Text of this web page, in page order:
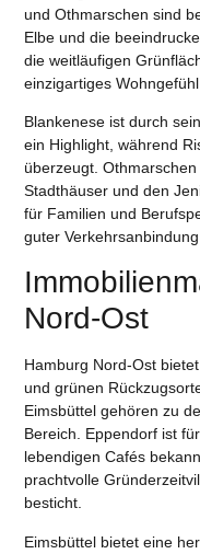
und Othmarschen sind
Elbe und die
die weitläufigen
einzigartiges Wohngefühl
Blankenese ist durch
ein Highlight, während
überzeugt.
Stadthäuser und den
für Familien und
guter Verkehrsanbindung
Nord-Ost
Hamburg Nord-Ost
und grünen
Eimsbüttel gehören zu
Bereich. Eppendorf ist
lebendigen Cafés
prachtvolle
besticht.
Eimsbüttel bietet eine